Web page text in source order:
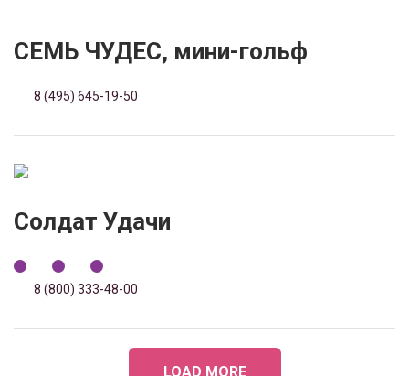
СЕМЬ ЧУДЕС, мини-гольф
8 (495) 645-19-50
Солдат Удачи
8 (800) 333-48-00
LOAD MORE